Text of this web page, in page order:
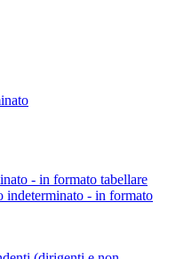
- in formato tabellare
indeterminato - in formato